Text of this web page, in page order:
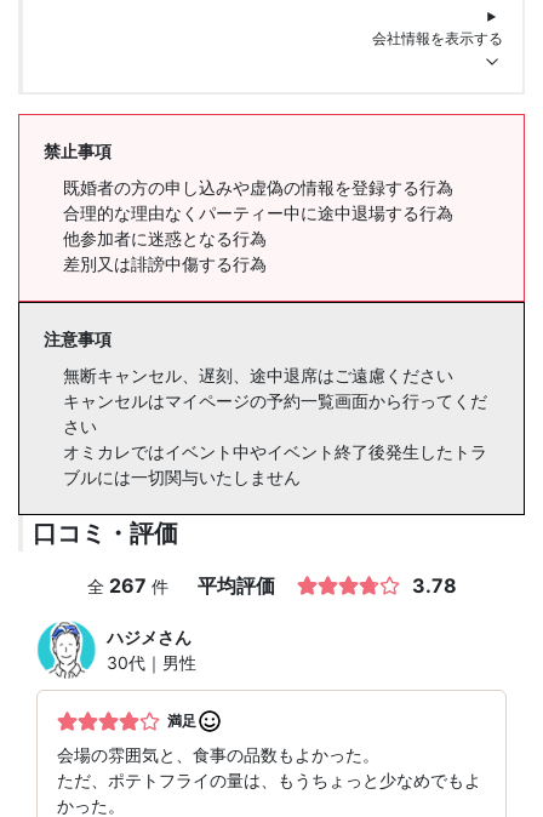
会社情報を表示する
禁止事項
既婚者の方の申し込みや虚偽の情報を登録する行為
合理的な理由なくパーティー中に途中退場する行為
他参加者に迷惑となる行為
差別又は誹謗中傷する行為
注意事項
無断キャンセル、遅刻、途中退席はご遠慮ください
キャンセルはマイページの予約一覧画面から行ってくだ
さい
オミカレではイベント中やイベント終了後発生したトラ
ブルには一切関与いたしません
口コミ・評価
全 267 件 平均評価 3.78
ハジメさん
30代｜男性
満足
会場の雰囲気と、食事の品数もよかった。
ただ、ポテトフライの量は、もうちょっと少なめでもよ
かった。